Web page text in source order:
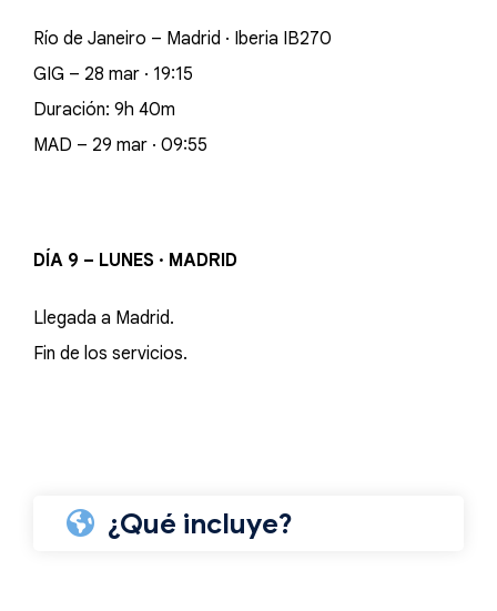
Río de Janeiro – Madrid · Iberia IB270
GIG – 28 mar · 19:15
Duración: 9h 40m
MAD – 29 mar · 09:55
DÍA 9 – LUNES · MADRID
Llegada a Madrid.
Fin de los servicios.
¿Qué incluye?